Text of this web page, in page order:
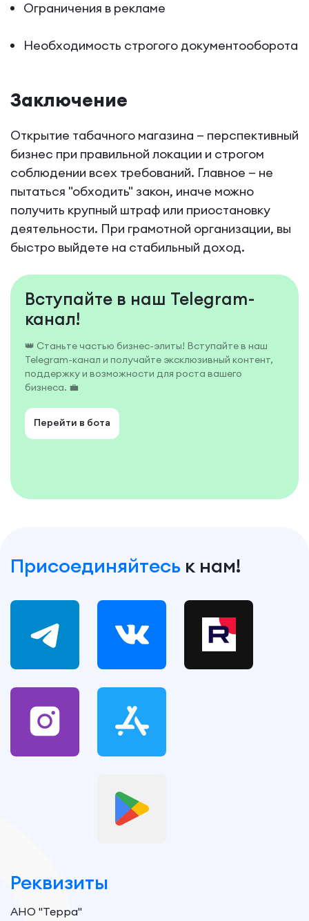
Ограничения в рекламе
Необходимость строгого документооборота
Заключение
Открытие табачного магазина — перспективный
бизнес при правильной локации и строгом
соблюдении всех требований. Главное — не
пытаться "обходить" закон, иначе можно
получить крупный штраф или приостановку
деятельности. При грамотной организации, вы
быстро выйдете на стабильный доход.
Вступайте в наш Telegram-
канал!
👑 Станьте частью бизнес-элиты! Вступайте в наш
Telegram-канал и получайте эксклюзивный контент,
поддержку и возможности для роста вашего
бизнеса. 💼
Перейти в бота
Присоединяйтесь к нам!
Реквизиты
АНО "Терра"